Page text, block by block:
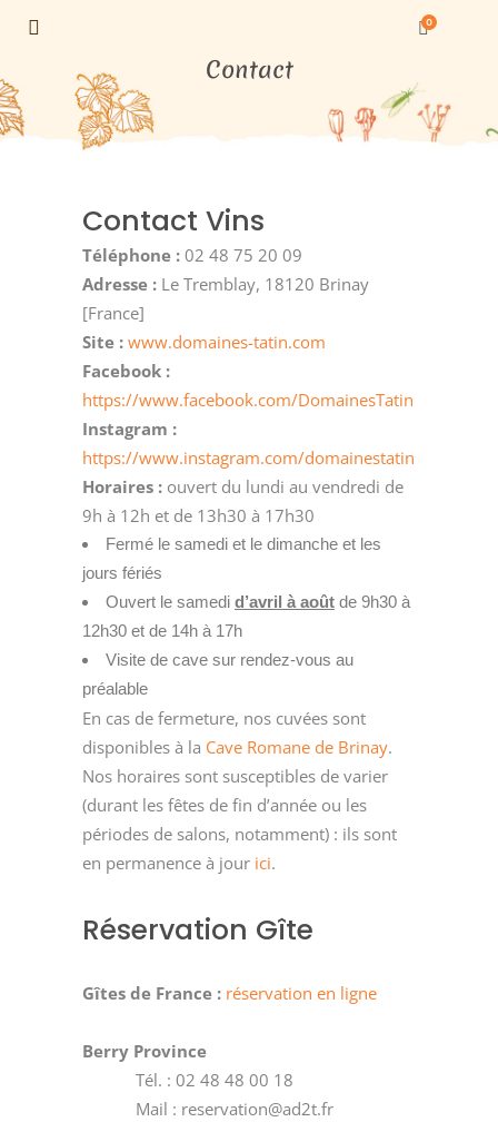
0
Contact
Contact Vins
Téléphone : 02 48 75 20 09
Adresse : Le Tremblay, 18120 Brinay
[France]
Site : www.domaines-tatin.com
Facebook :
https://www.facebook.com/DomainesTatin
Instagram :
https://www.instagram.com/domainestatin
Horaires : ouvert du lundi au vendredi de
9h à 12h et de 13h30 à 17h30
Fermé le samedi et le dimanche et les
jours fériés
Ouvert le samedi d’avril à août de 9h30 à
12h30 et de 14h à 17h
Visite de cave sur rendez-vous au
préalable
En cas de fermeture, nos cuvées sont
disponibles à la Cave Romane de Brinay.
Nos horaires sont susceptibles de varier
(durant les fêtes de fin d’année ou les
périodes de salons, notamment) : ils sont
en permanence à jour ici.
Réservation Gîte
Gîtes de France : réservation en ligne
Berry Province
Tél. : 02 48 48 00 18
Mail : reservation@ad2t.fr